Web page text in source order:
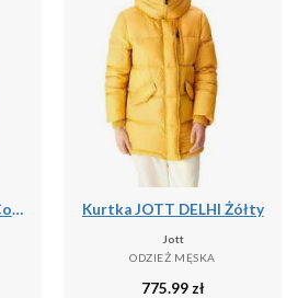
Podkoszulek męskie Columbia Graphic Casual Kurtka JOTT DELHI Żółty
Jott
ODZIEŻ MĘSKA
775.99 zł